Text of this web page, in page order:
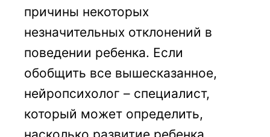
причины некоторых
незначительных отклонений в
поведении ребенка. Если
обобщить все вышесказанное,
нейропсихолог – специалист,
который может определить,